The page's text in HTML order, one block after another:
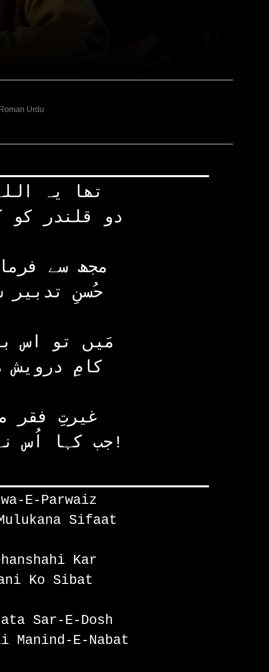
Urdu
تھا یہ
دو قلندر کو
مجھ سے
حُسنِ تدبیر
مَیں تو اس
کامِ درویش
غیرتِ فقر
جب کہا اُس نے یہ ہے میری خدائی کی زکات!
E-Parwaiz
Sifaat
Kar
Ko Sibat
Sar-E-Dosh
Manind-E-Nabat